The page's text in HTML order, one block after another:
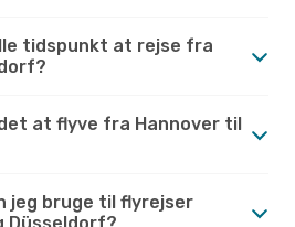
tidspunkt at rejse fra
at flyve fra Hannover til
jeg bruge til flyrejser